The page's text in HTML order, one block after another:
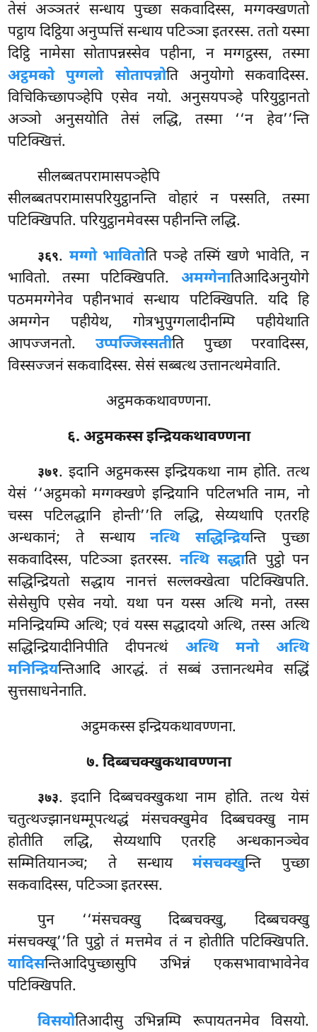
तेसं अञ्ञतरं सन्धाय पुच्छा सकवादिस्स, मग्गक्खणतो
पट्ठाय दिट्ठिया अनुप्पत्तिं सन्धाय पटिञ्ञा इतरस्स. ततो यस्मा
दिट्ठि नामेसा सोतापन्नस्सेव पहीना, न मग्गट्ठस्स, तस्मा
अट्ठमको पुग्गलो सोतापन्नोति अनुयोगो सकवादिस्स.
विचिकिच्छापञ्हेपि एसेव नयो. अनुसयपञ्हे परियुट्ठानतो
अञ्ञो अनुसयोति तेसं लद्धि, तस्मा ‘‘न हेव’’न्ति
पटिक्खित्तं.
सीलब्बतपरामासपञ्हेपि
सीलब्बतपरामासपरियुट्ठानन्ति वोहारं न पस्सति, तस्मा
पटिक्खिपति. परियुट्ठानमेवस्स पहीनन्ति लद्धि.
३६९. मग्गो भावितोति पञ्हे तस्मिं खणे भावेति, न
भावितो. तस्मा पटिक्खिपति. अमग्गेनातिआदिअनुयोगे
पठममग्गेनेव पहीनभावं सन्धाय पटिक्खिपति. यदि हि
अमग्गेन पहीयेथ, गोत्रभुपुग्गलादीनम्पि पहीयेथाति
आपज्जनतो.उप्पज्जिस्सतीति पुच्छा परवादिस्स,
विस्सज्जनं सकवादिस्स. सेसं सब्बत्थ उत्तानत्थमेवाति.
अट्ठमककथावण्णना.
६. अट्ठमकस्स इन्द्रियकथावण्णना
३७१. इदानिअट्ठमकस्स इन्द्रियकथा नाम होति. तत्थ
येसं ‘‘अट्ठमको मग्गक्खणे इन्द्रियानि पटिलभति नाम, नो
चस्स पटिलद्धानि होन्ती’’ति लद्धि, सेय्यथापि एतरहि
अन्धकानं; ते सन्धायनत्थि सद्धिन्द्रियन्ति पुच्छा
सकवादिस्स, पटिञ्ञा इतरस्स. नत्थि सद्धाति पुट्ठो पन
सद्धिन्द्रियतो सद्धाय नानत्तं सल्लक्खेत्वा पटिक्खिपति.
सेसेसुपि एसेव नयो. यथा पन यस्स अत्थि मनो, तस्स
मनिन्द्रियम्पि अत्थि; एवं यस्ससद्धादयो अत्थि, तस्स अत्थि
सद्धिन्द्रियादीनिपीति दीपनत्थं अत्थि मनो अत्थि
मनिन्द्रियन्तिआदि आरद्धं. तं सब्बं उत्तानत्थमेव सद्धिं
सुत्तसाधनेनाति.
अट्ठमकस्स इन्द्रियकथावण्णना.
७. दिब्बचक्खुकथावण्णना
३७३. इदानि दिब्बचक्खुकथा नाम होति. तत्थ येसं
चतुत्थज्झानधम्मूपत्थद्धं मंसचक्खुमेव दिब्बचक्खु नाम
होतीति लद्धि, सेय्यथापि एतरहि अन्धकानञ्चेव
सम्मितियानञ्च; ते सन्धायमंसचक्खुन्ति पुच्छा
सकवादिस्स, पटिञ्ञा इतरस्स.
पुन ‘‘मंसचक्खु दिब्बचक्खु, दिब्बचक्खु
मंसचक्खू’’ति पुट्ठो तं मत्तमेव तं न होतीति पटिक्खिपति.
यादिसन्तिआदिपुच्छासुपि उभिन्नं एकसभावाभावेनेव
पटिक्खिपति.
विसयोतिआदीसु उभिन्नम्पि रूपायतनमेव विसयो.